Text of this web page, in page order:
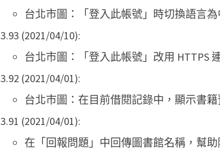
台北市圖：「登入此帳號」時切換語言
3.93 (2021/04/10):
台北市圖：「登入此帳號」改用 HTTPS
3.92 (2021/04/01):
台北市圖：在目前借閱記錄中，顯示書
3.91 (2021/04/01):
在「回報問題」中回傳圖書館名稱，幫